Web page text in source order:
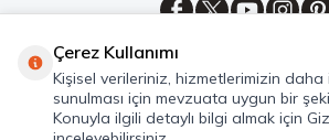
Çayın büyülü dünyasına hoş geldiniz! Sonsepet,
hayallerini süsleyenMahmood Teaçeşitlerini
Seylan Çayı'nın benzersiz lezzetiyle tanışın ve
baştan yaşayın. Dökme çayın gizemli aroması
Kategoriler
Hızlı Erişim
Çerez Kullanımı
Kişisel verileriniz, hizmetlerimizin daha
sunulması için mevzuata uygun bir
Konuyla ilgili detaylı bilgi almak için